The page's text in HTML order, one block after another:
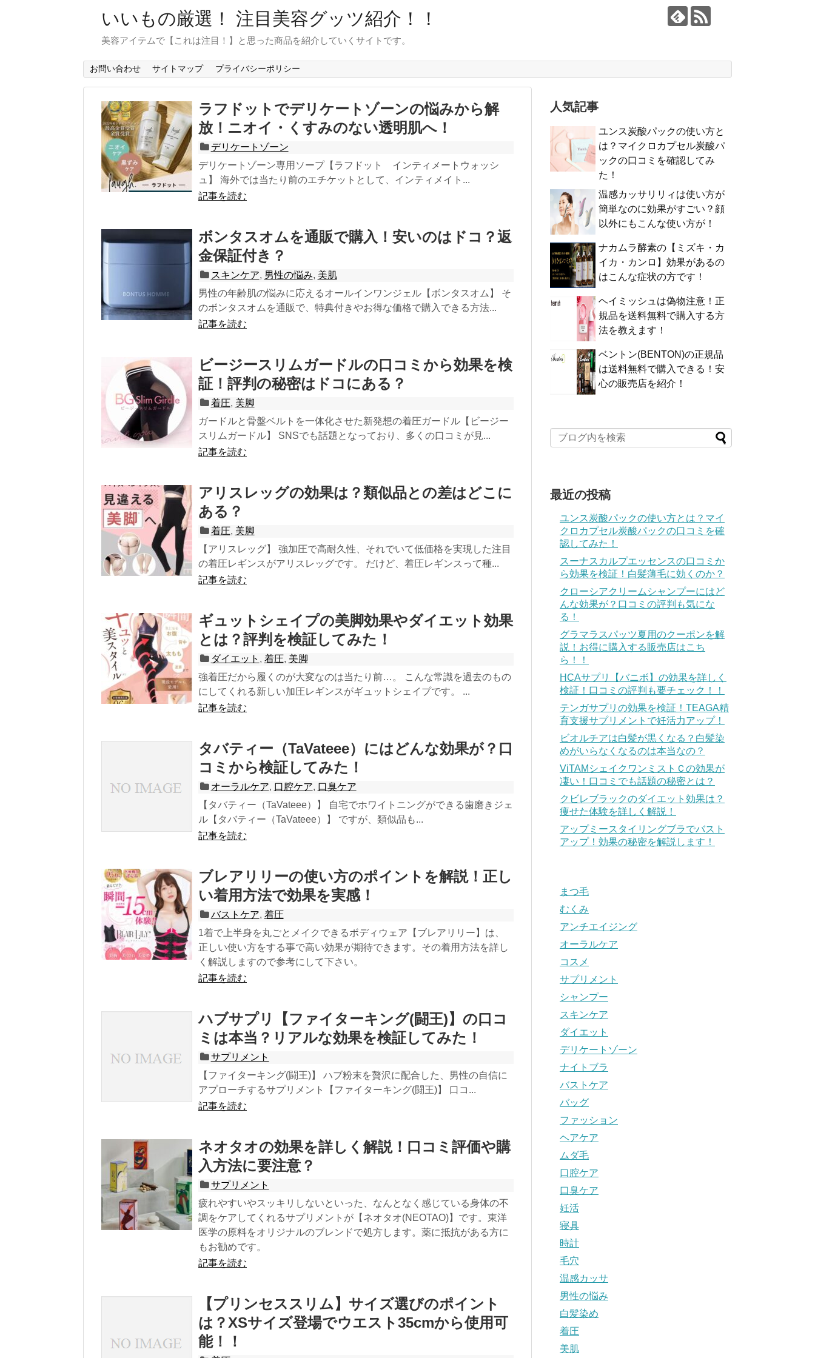
いいもの厳選！ 注目美容グッツ紹介！！
美容アイテムで【これは注目！】と思った商品を紹介していくサイトです。
お問い合わせ サイトマップ プライバシーポリシー
ラフドットでデリケートゾーンの悩みから解
放！ニオイ・くすみのない透明肌へ！
デリケートゾーン
デリケートゾーン専用ソープ【ラフドット インティメートウォッシ
ュ】 海外では当たり前のエチケットとして、インティメイト...
記事を読む
ボンタスオムを通販で購入！安いのはドコ？返
金保証付き？
スキンケア, 男性の悩み, 美肌
男性の年齢肌の悩みに応えるオールインワンジェル【ボンタスオム】 そ
のボンタスオムを通販で、特典付きやお得な価格で購入できる方法...
記事を読む
ビージースリムガードルの口コミから効果を検
証！評判の秘密はドコにある？
着圧, 美脚
ガードルと骨盤ベルトを一体化させた新発想の着圧ガードル【ビージー
スリムガードル】 SNSでも話題となっており、多くの口コミが見...
記事を読む
アリスレッグの効果は？類似品との差はどこに
ある？
着圧, 美脚
【アリスレッグ】 強加圧で高耐久性、それでいて低価格を実現した注目
の着圧レギンスがアリスレッグです。 だけど、着圧レギンスって種...
記事を読む
ギュットシェイプの美脚効果やダイエット効果
とは？評判を検証してみた！
ダイエット , 着圧, 美脚
強着圧だから履くのが大変なのは当たり前…。 こんな常識を過去のもの
にしてくれる新しい加圧レギンスがギュットシェイプです。 ...
記事を読む
タバティー（TaVateee）にはどんな効果が？口
コミから検証してみた！
オーラルケア, 口腔ケア, 口臭ケア
【タバティー（TaVateee）】 自宅でホワイトニングができる歯磨きジェ
ル【タバティー（TaVateee）】 ですが、類似品も...
記事を読む
ブレアリリーの使い方のポイントを解説！正し
い着用方法で効果を実感！
バストケア, 着圧
1着で上半身を丸ごとメイクできるボディウェア【ブレアリリー】は、
正しい使い方をする事で高い効果が期待できます。その着用方法を詳し
く解説しますので参考にして下さい。
記事を読む
ハブサプリ【ファイターキング(闘王)】の口コ
ミは本当？リアルな効果を検証してみた！
サプリメント
【ファイターキング(闘王)】 ハブ粉末を贅沢に配合した、男性の自信に
アプローチするサプリメント【ファイターキング(闘王)】 口コ...
記事を読む
ネオタオの効果を詳しく解説！口コミ評価や購
入方法に要注意？
サプリメント
疲れやすいやスッキリしないといった、なんとなく感じている身体の不
調をケアしてくれるサプリメントが【ネオタオ(NEOTAO)】です。東洋
医学の原料をオリジナルのブレンドで処方します。薬に抵抗がある方に
もお勧めです。
記事を読む
【プリンセススリム】サイズ選びのポイント
は？XSサイズ登場でウエスト35cmから使用可
能！！
人気記事
ユンス炭酸パックの使い方と
は？マイクロカプセル炭酸パ
ックの口コミを確認してみ
た！
温感カッサリリィは使い方が
簡単なのに効果がすごい？顔
以外にもこんな使い方が！
ナカムラ酵素の【ミズキ・カ
イカ・カンロ】効果があるの
はこんな症状の方です！
ヘイミッシュは偽物注意！正
規品を送料無料で購入する方
法を教えます！
ベントン(BENTON)の正規品
は送料無料で購入できる！安
心の販売店を紹介！
最近の投稿
ユンス炭酸パックの使い方とは？マイ
クロカプセル炭酸パックの口コミを確
認してみた！
スーナスカルプエッセンスの口コミか
ら効果を検証！白髪薄毛に効くのか？
クローシアクリームシャンプーにはど
んな効果が？口コミの評判も気にな
る！
グラマラスパッツ夏用のクーポンを解
説！お得に購入する販売店はこち
ら！！
HCAサプリ【バニボ】の効果を詳しく
検証！口コミの評判も要チェック！！
テンガサプリの効果を検証！TEAGA精
育支援サプリメントで妊活力アップ！
ビオルチアは白髪が黒くなる？白髪染
めがいらなくなるのは本当なの？
ViTAMシェイクワンミストＣの効果が
凄い！口コミでも話題の秘密とは？
クビレブラックのダイエット効果は？
痩せた体験を詳しく解説！
アップミースタイリングブラでバスト
アップ！効果の秘密を解説します！
まつ毛
むくみ
アンチエイジング
オーラルケア
コスメ
サプリメント
シャンプー
スキンケア
ダイエット
デリケートゾーン
ナイトブラ
バストケア
バッグ
ファッション
ヘアケア
ムダ毛
口腔ケア
口臭ケア
妊活
寝具
時計
毛穴
温感カッサ
男性の悩み
白髪染め
着圧
美肌